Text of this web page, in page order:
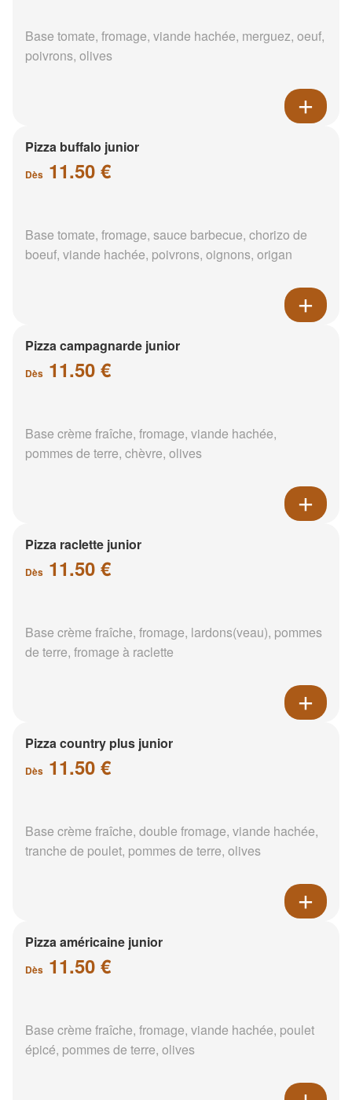
Base tomate, fromage, viande hachée, merguez, oeuf,
poivrons, olives
Pizza buffalo junior
Dès 11.50 €
Base tomate, fromage, sauce barbecue, chorizo de
boeuf, viande hachée, poivrons, oignons, origan
Pizza campagnarde junior
Dès 11.50 €
Base crème fraîche, fromage, viande hachée,
pommes de terre, chèvre, olives
Pizza raclette junior
Dès 11.50 €
Base crème fraîche, fromage, lardons(veau), pommes
de terre, fromage à raclette
Pizza country plus junior
Dès 11.50 €
Base crème fraîche, double fromage, viande hachée,
tranche de poulet, pommes de terre, olives
Pizza américaine junior
Dès 11.50 €
Base crème fraîche, fromage, viande hachée, poulet
épicé, pommes de terre, olives